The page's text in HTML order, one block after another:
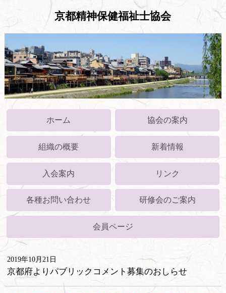
京都精神保健福祉士協会
ホーム 協会の案内
組織の概要 新着情報
入会案内 リンク
各種お問い合わせ 研修会のご案内
会員ページ
2019年10月21日
京都府よりパブリックコメント募集のおしらせ